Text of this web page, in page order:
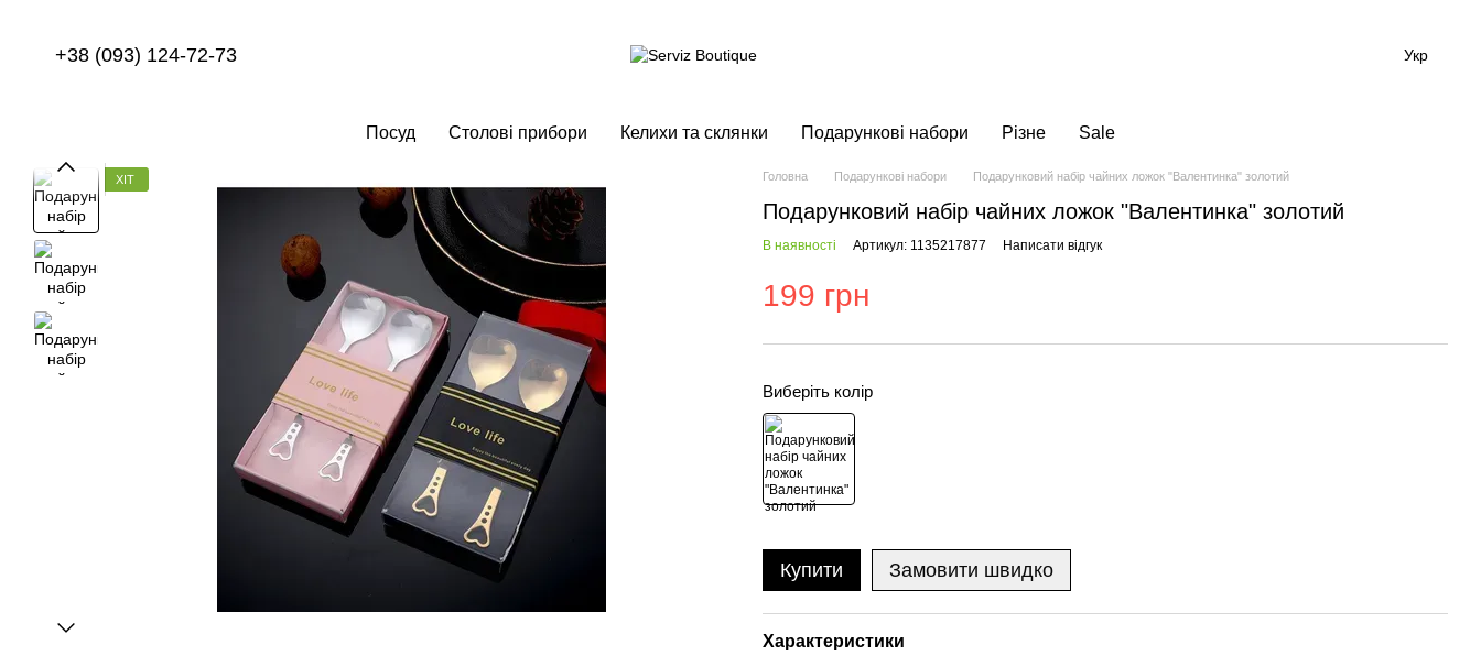
+38 (093) 124-72-73 Укр
Посуд Столові прибори Келихи та склянки Подарункові набори Різне Sale
ХІТ Головна Подарункові набори Подарунковий набір чайних ложок "Валентинка" золотий
Подарунковий набір чайних ложок "Валентинка" золотий
В наявності Артикул: 1135217877 Написати відгук
199 грн
Виберіть колір
Купити Замовити швидко
Характеристики